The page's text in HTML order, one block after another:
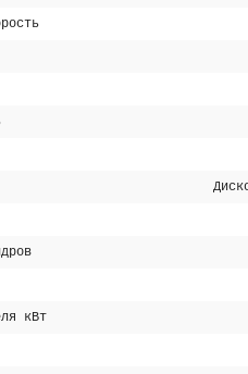
кВт